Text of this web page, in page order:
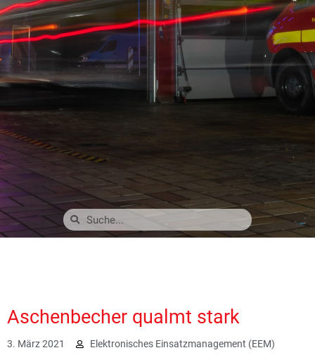
Aschenbecher qualmt stark
3. März 2021 Elektronisches Einsatzmanagement (EEM)